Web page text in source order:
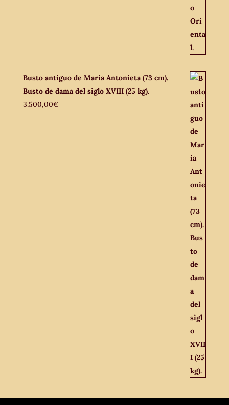
Busto antiguo de María Antonieta (73 cm).
Busto de dama del siglo XVIII (25 kg).
3.500,00€